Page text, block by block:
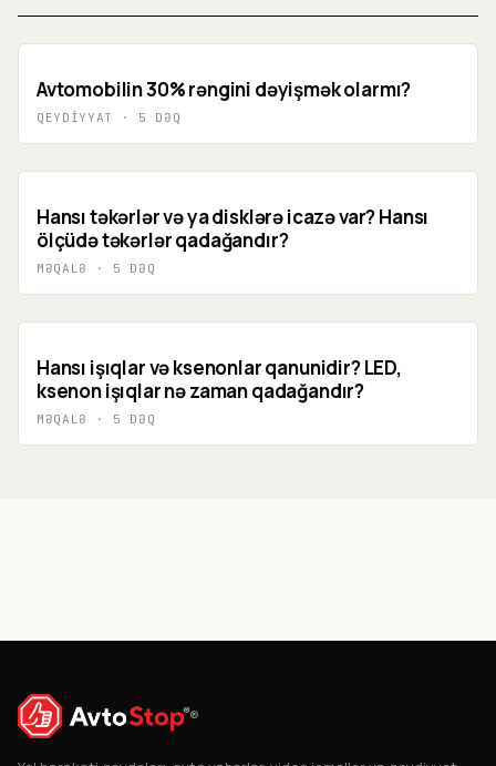
Avtomobilin 30% rəngini dəyişmək olarmı?
QEYDIYYAT · 5 DƏQ
Hansı təkərlər və ya disklərə icazə var? Hansı
ölçüdə təkərlər qadağandır?
MƏQALƏ · 5 DƏQ
Hansı işıqlar və ksenonlar qanunidir? LED,
ksenon işıqlar nə zaman qadağandır?
MƏQALƏ · 5 DƏQ
®